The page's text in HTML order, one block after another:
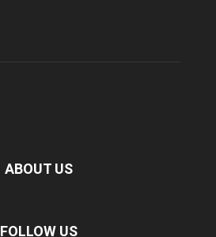
ABOUT US
FOLLOW US